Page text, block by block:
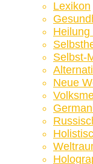
Lexikon
Selbst-
Neue